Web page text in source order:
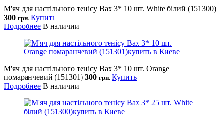
М'яч для настільного тенісу Bax 3* 10 шт. White білий (151300)
300 грн. Купить
Подробнее В наличии
М'яч для настільного тенісу Bax 3* 10 шт. Orange
помаранчевий (151301) 300 грн. Купить
Подробнее В наличии